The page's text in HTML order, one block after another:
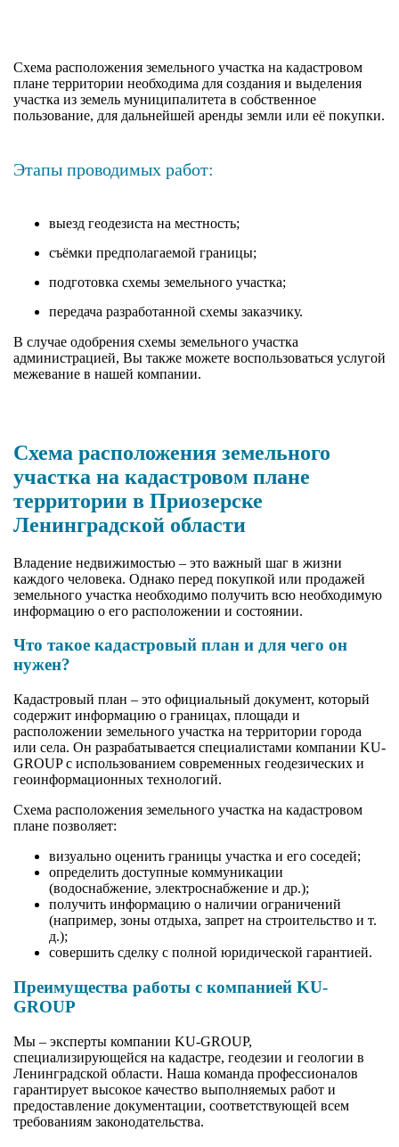
Cхема расположения земельного участка на кадастровом
плане территории необходима для создания и выделения
участка из земель муниципалитета в собственное
пользование, для дальнейшей аренды земли или её покупки.
Этапы проводимых работ:
выезд геодезиста на местность;
съёмки предполагаемой границы;
подготовка схемы земельного участка;
передача разработанной схемы заказчику.
В случае одобрения схемы земельного участка
администрацией, Вы также можете воспользоваться услугой
межевание в нашей компании.
Схема расположения земельного
участка на кадастровом плане
территории в Приозерске
Ленинградской области
Владение недвижимостью – это важный шаг в жизни
каждого человека. Однако перед покупкой или продажей
земельного участка необходимо получить всю необходимую
информацию о его расположении и состоянии.
Что такое кадастровый план и для чего он
нужен?
Кадастровый план – это официальный документ, который
содержит информацию о границах, площади и
расположении земельного участка на территории города
или села. Он разрабатывается специалистами компании KU-
GROUP с использованием современных геодезических и
геоинформационных технологий.
Схема расположения земельного участка на кадастровом
плане позволяет:
визуально оценить границы участка и его соседей;
определить доступные коммуникации
(водоснабжение, электроснабжение и др.);
получить информацию о наличии ограничений
(например, зоны отдыха, запрет на строительство и т.
д.);
совершить сделку с полной юридической гарантией.
Преимущества работы с компанией KU-
GROUP
Мы – эксперты компании KU-GROUP,
специализирующейся на кадастре, геодезии и геологии в
Ленинградской области. Наша команда профессионалов
гарантирует высокое качество выполняемых работ и
предоставление документации, соответствующей всем
требованиям законодательства.